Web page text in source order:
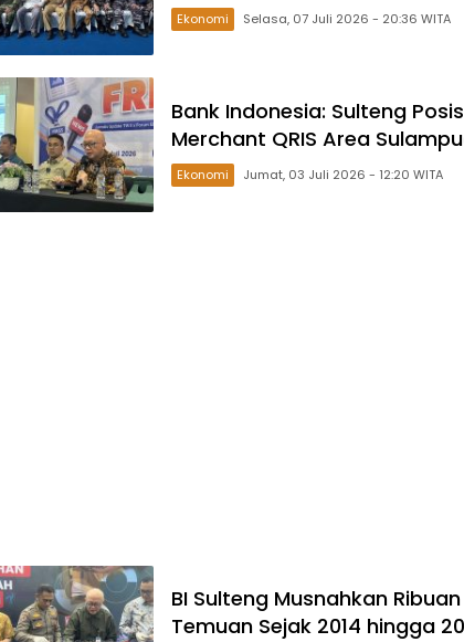
Ekonomi Selasa, 07 Juli 2026 - 20:36 WITA
Bank Indonesia: Sulteng
Merchant QRIS Area
Ekonomi Jumat, 03 Juli 2026 - 12:20 WITA
BI Sulteng Musnahkan
Temuan Sejak 2014 hingga